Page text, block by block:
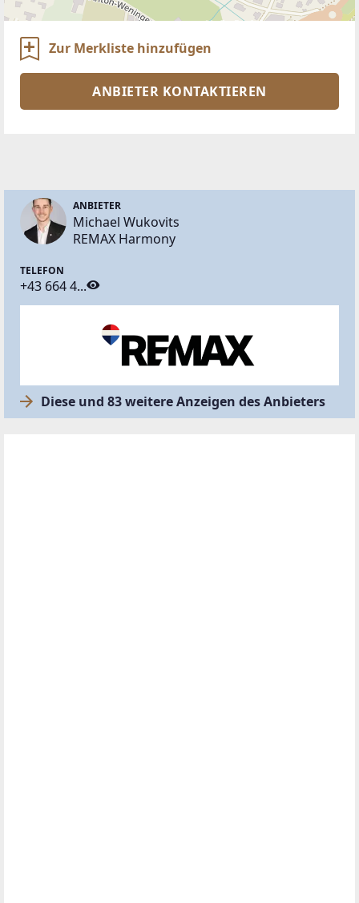
Zur Merkliste hinzufügen
ANBIETER KONTAKTIEREN
ANBIETER
Michael Wukovits
REMAX Harmony
TELEFON
+43 664 4...
Diese und 83 weitere Anzeigen des Anbieters